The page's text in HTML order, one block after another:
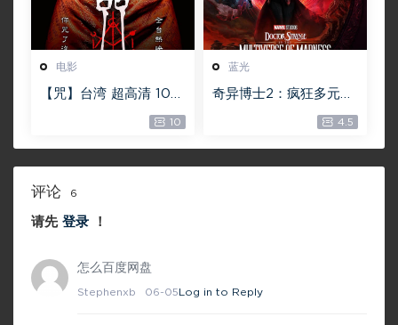
电影
【咒】台湾 超高清 108
网目前最清晰版本】
10
蓝光
奇异博士2：疯狂多元宇
Doctor Strange in th
e Multiverse of Madn
ess 60GB
4.5
评论 6
请先 登录 ！
怎么百度网盘
Stephenxb 06-05Log in to Reply